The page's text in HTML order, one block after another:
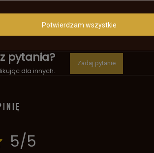
pytania?
dla innych.
Zadaj pytanie
5/5
Potwierdzam wszystkie